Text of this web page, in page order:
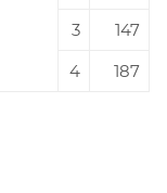
3
147
4
187